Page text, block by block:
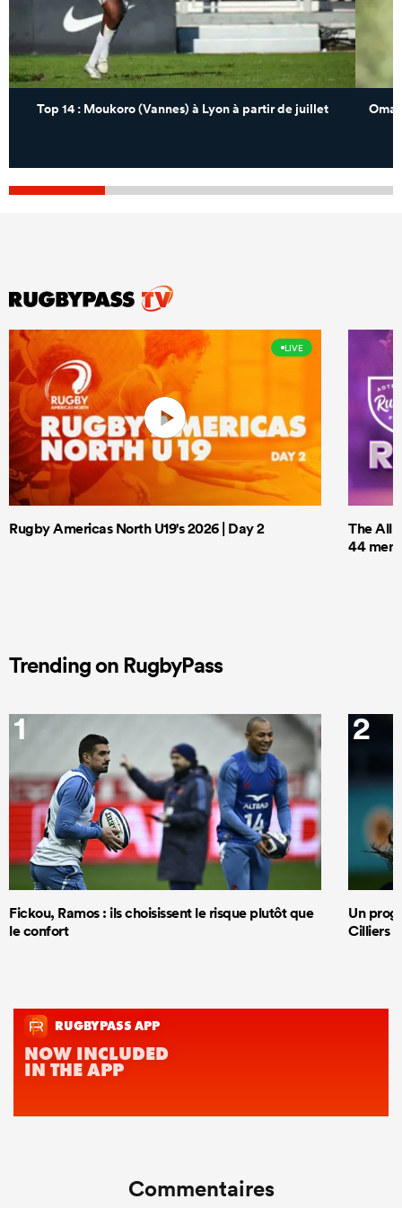
Top 14 : Moukoro (Vannes) à Lyon à partir de juillet
LIVE
Rugby Americas North U19's 2026 | Day 2
The All
44 men
Trending on RugbyPass
1
Fickou, Ramos : ils choisissent le risque plutôt que
le confort
2
Un
Cilliers
Commentaires